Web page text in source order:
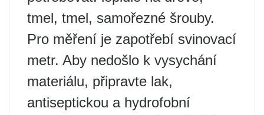
tmel, tmel, samořezné šrouby.
Pro měření je zapotřebí svinovací
metr. Aby nedošlo k vysychání
materiálu, připravte lak,
antiseptickou a hydrofobní